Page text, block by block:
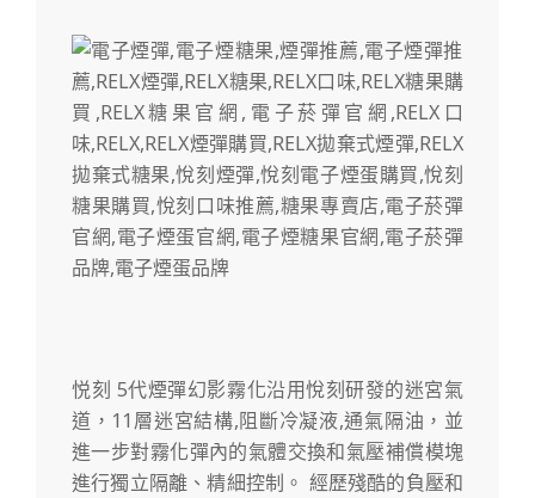
悦刻 5代煙彈幻影霧化沿用悅刻研發的迷宮氣
道，11層迷宮結構,阻斷冷凝液,通氣隔油，並
進一步對霧化彈內的氣體交換和氣壓補償模塊
進行獨立隔離、精細控制。 經歷殘酷的負壓和